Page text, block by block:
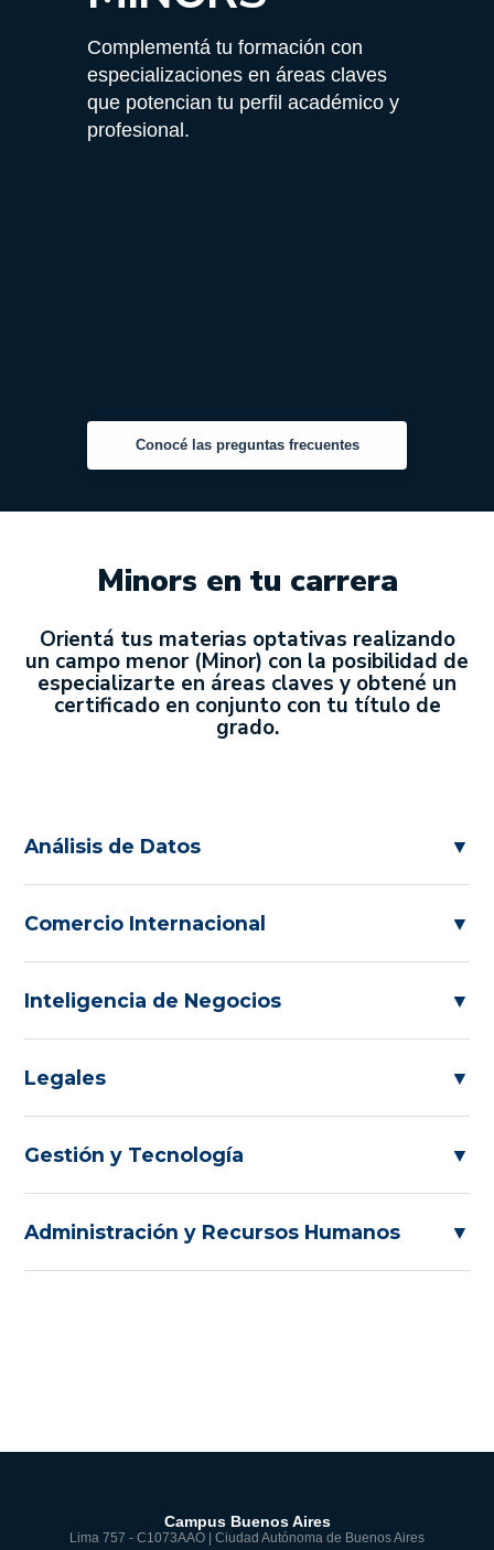
Complementá tu formación con
especializaciones en áreas claves
que potencian tu perfil académico y
profesional.
Conocé las preguntas frecuentes
Minors en tu carrera
Orientá tus materias optativas realizando
un campo menor (Minor) con la posibilidad de
especializarte en áreas claves y obtené un
certificado en conjunto con tu título de
grado.
Análisis de Datos ▼
Comercio Internacional ▼
Inteligencia de Negocios ▼
Legales ▼
Gestión y Tecnología ▼
Administración y Recursos Humanos ▼
Campus Buenos Aires
Lima 757 - C1073AAO | Ciudad Autónoma de Buenos Aires